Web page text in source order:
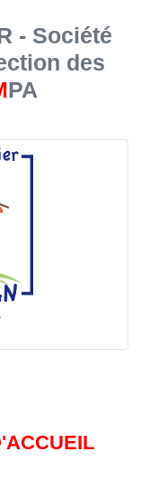
- Société
des
PA